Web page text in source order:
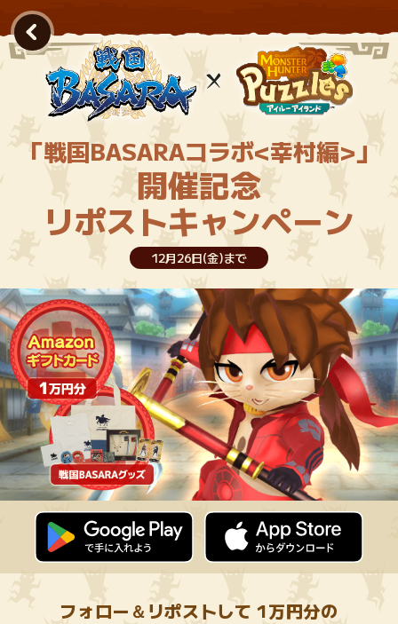
「戦国BASARAコラボ<幸村編>」
開催記念
リポストキャンペーン
12月26日(金)まで
フォロー＆リポストして 1万円分の